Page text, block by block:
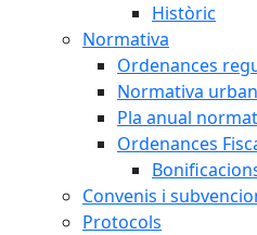
Històric
Normativa
Ordenances
Normativa
Pla anual
Ordenances
Convenis i
Protocols